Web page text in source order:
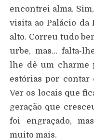
encontrei alma.
visita ao Palácio da
alto. Correu tudo
urbe, mas… falta-
lhe dê um charme
estórias por contar
Ver os locais que
geração que
foi engraçado,
muito mais.